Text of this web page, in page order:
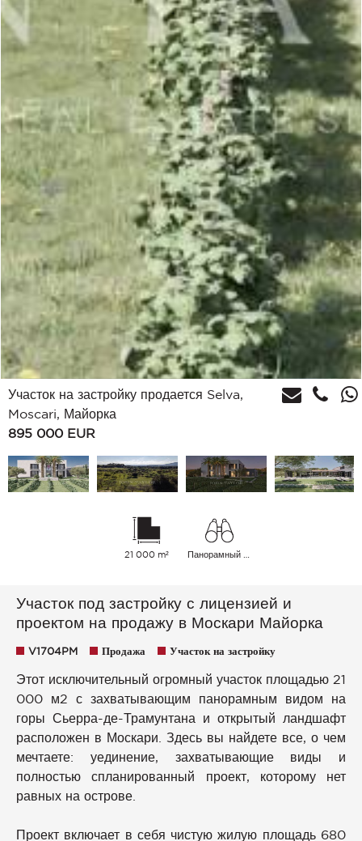
Участок на застройку продается Selva,
Moscari, Майорка
895 000 EUR
21 000 m²
Участок под застройку с лицензией и
проектом на продажу в Москари Майорка
V1704PM Продажа Участок на застройку
Этот исключительный огромный участок площадью 21
000 м2 с захватывающим панорамным видом на
горы Сьерра-де-Трамунтана и открытый ландшафт
расположен в Москари. Здесь вы найдете все, о чем
мечтаете: уединение, захватывающие виды и
полностью спланированный проект, которому нет
равных на острове.
Проект включает в себя чистую жилую площадь 680